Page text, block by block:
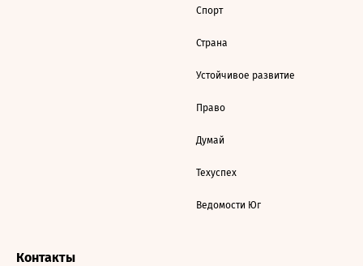
Спорт
Страна
Устойчивое развитие
Право
Думай
Техуспех
Ведомости Юг
Контакты